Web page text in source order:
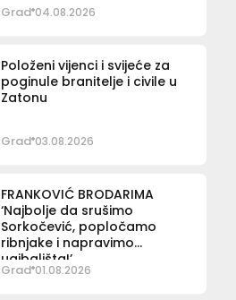
Grad 04.08.2026
Položeni vijenci i svijeće za
poginule branitelje i civile u
Zatonu
Grad 03.08.2026
FRANKOVIĆ BRODARIMA
‘Najbolje da srušimo
Sorkočević, popločamo
ribnjake i napravimo
ugibališta!’
Grad 01.08.2026